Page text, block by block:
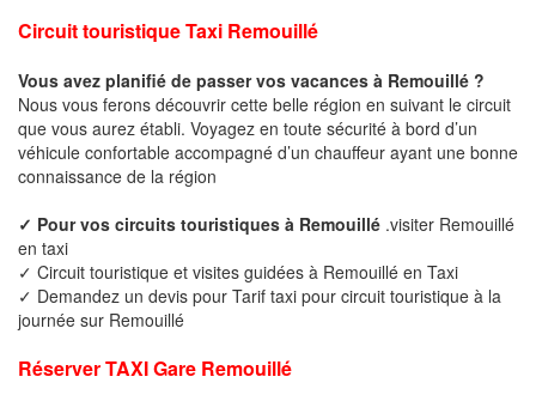
Circuit touristique Taxi Remouillé
Vous avez planifié de passer vos vacances à Remouillé ?
Nous vous ferons découvrir cette belle région en suivant le circuit
que vous aurez établi. Voyagez en toute sécurité à bord d’un
véhicule confortable accompagné d’un chauffeur ayant une bonne
connaissance de la région
✓ Pour vos circuits touristiques à Remouillé .visiter Remouillé
en taxi
✓ Circuit touristique et visites guidées à Remouillé en Taxi
✓ Demandez un devis pour Tarif taxi pour circuit touristique à la
journée sur Remouillé
Réserver TAXI Gare Remouillé